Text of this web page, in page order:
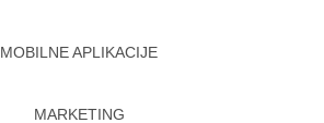
MOBILNE APLIKACIJE
MARKETING